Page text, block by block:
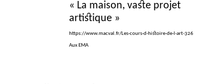
« La maison, vaste projet
artistique »
https://www.macval.fr/Les-cours-d-histoire-de-l-art-326
Aux EMA